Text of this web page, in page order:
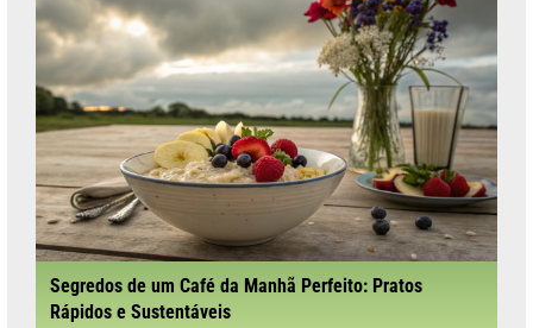
Segredos de um Café da Manhã Perfeito: Pratos
Rápidos e Sustentáveis